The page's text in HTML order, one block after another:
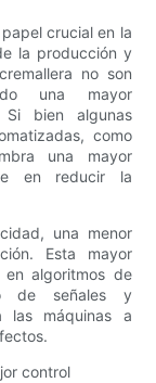
crucial en la
la producción y
no son
una mayor
Si bien algunas
como
una mayor
en reducir la
una menor
Esta mayor
en algoritmos de
de señales y
las máquinas a
control